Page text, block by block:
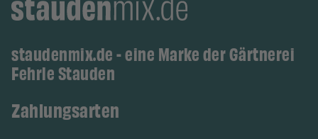
staudenmix.de - eine Marke der Gärtnerei
Fehrle Stauden
Zahlungsarten